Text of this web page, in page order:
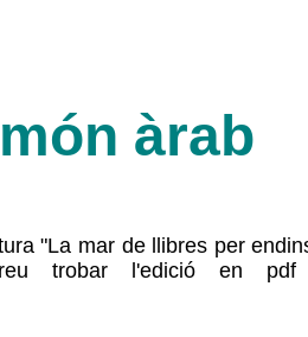
àrab
"La mar de llibres per
trobar l'edició en pdf